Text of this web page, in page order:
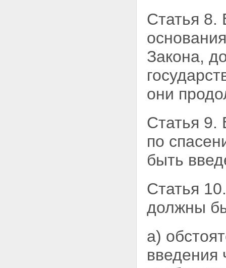
Статья 8.
Закона,
они
Статья 9.
по
быть
Статья
должны
а)
введения